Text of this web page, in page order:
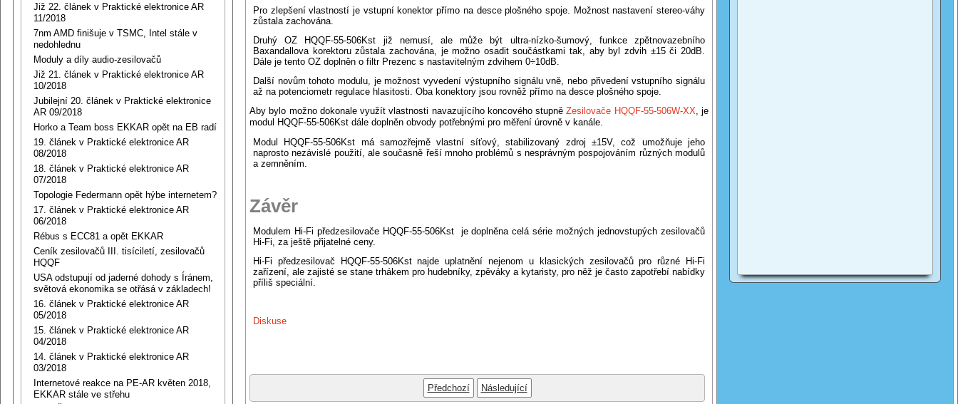
Již 22. článek v Praktické elektronice AR
11/2018
7nm AMD finišuje v TSMC, Intel stále v
nedohlednu
Moduly a díly audio-zesilovačů
Již 21. článek v Praktické elektronice AR
10/2018
Jubilejní 20. článek v Praktické elektronice
AR 09/2018
Horko a Team boss EKKAR opět na EB radí
19. článek v Praktické elektronice AR
08/2018
18. článek v Praktické elektronice AR
07/2018
Topologie Federmann opět hýbe internetem?
17. článek v Praktické elektronice AR
06/2018
Rébus s ECC81 a opět EKKAR
Ceník zesilovačů III. tisíciletí, zesilovačů
HQQF
USA odstupují od jaderné dohody s Íránem,
světová ekonomika se otřásá v základech!
16. článek v Praktické elektronice AR
05/2018
15. článek v Praktické elektronice AR
04/2018
14. článek v Praktické elektronice AR
03/2018
Internetové reakce na PE-AR květen 2018,
EKKAR stále ve střehu
Pro zlepšení vlastností je vstupní konektor přímo na desce plošného spoje. Možnost nastavení stereo-váhy
zůstala zachována.
Druhý OZ HQQF-55-506Kst již nemusí, ale může být ultra-nízko-šumový, funkce zpětnovazebního
Baxandallova korektoru zůstala zachována, je možno osadit součástkami tak, aby byl zdvih ±15 či 20dB.
Dále je tento OZ doplněn o filtr Prezenc s nastavitelným zdvihem 0÷10dB.
Další novům tohoto modulu, je možnost vyvedení výstupního signálu vně, nebo přivedení vstupního signálu
až na potenciometr regulace hlasitosti. Oba konektory jsou rovněž přímo na desce plošného spoje.
Aby bylo možno dokonale využít vlastnosti navazujícího koncového stupněZesilovače HQQF-55-506W-XX , je
modul HQQF-55-506Kst dále doplněn obvody potřebnými pro měření úrovně v kanále.
Modul HQQF-55-506Kst má samozřejmě vlastní síťový, stabilizovaný zdroj ±15V, což umožňuje jeho
naprosto nezávislé použití, ale současně řeší mnoho problémů s nesprávným pospojováním různých modulů
a zemněním.
Závěr
Modulem Hi-Fi předzesilovače HQQF-55-506Kst je doplněna celá série možných jednovstupých zesilovačů
Hi-Fi, za ještě přijatelné ceny.
Hi-Fi předzesilovač HQQF-55-506Kst najde uplatnění nejenom u klasických zesilovačů pro různé Hi-Fi
zařízení, ale zajisté se stane trhákem pro hudebníky, zpěváky a kytaristy, pro něž je často zapotřebí nabídky
příliš speciální.
Diskuse
Předchozí Následující